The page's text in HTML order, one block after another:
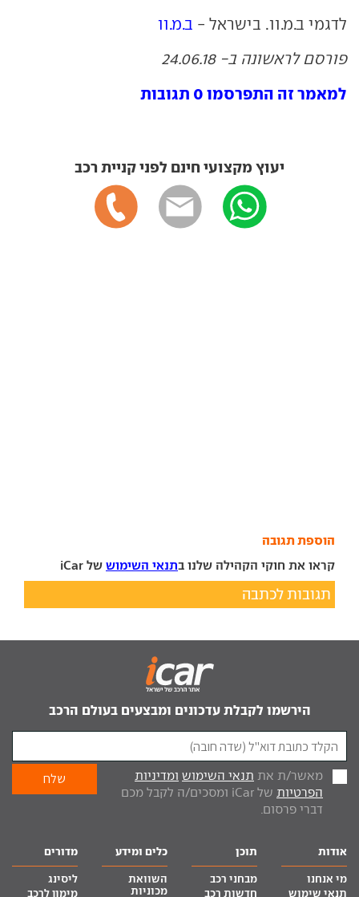
לדגמי ב.מ.וו. בישראל - ב.מ.וו
פורסם לראשונה ב- 24.06.18
למאמר זה התפרסמו 0 תגובות
יעוץ מקצועי חינם לפני קניית רכב
הוספת תגובה
קראו את חוקי הקהילה שלנו בתנאי השימוש של iCar
תגובות לכתבה
הירשמו לקבלת עדכונים ומבצעים בעולם הרכב
מאשר/ת את תנאי השימוש ומדיניות
הפרטיות
של iCar ומסכים/ה לקבל מכם
דברי פרסום.
אודות
מי אנחנו
תנאי שימוש
תוכן
מבחני רכב
חדשות רכב
כלים ומידע
השוואת
מכוניות
מדורים
ליסינג
מימון לרכב